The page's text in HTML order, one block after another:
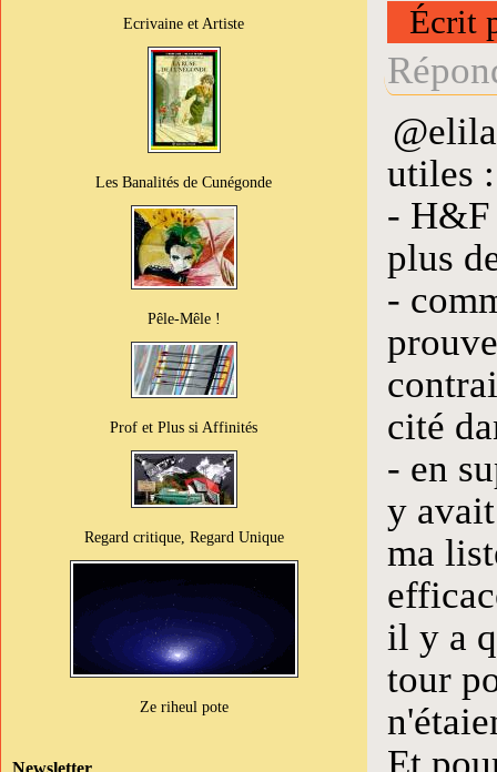
Ecrivaine et Artiste
Les Banalités de Cunégonde
Pêle-Mêle !
Prof et Plus si Affinités
Regard critique, Regard Unique
Ze riheul pote
Newsletter
Écrit
utiles :
- H&F
plus
-
cité
- en
y
ma
il y a
tour
Et